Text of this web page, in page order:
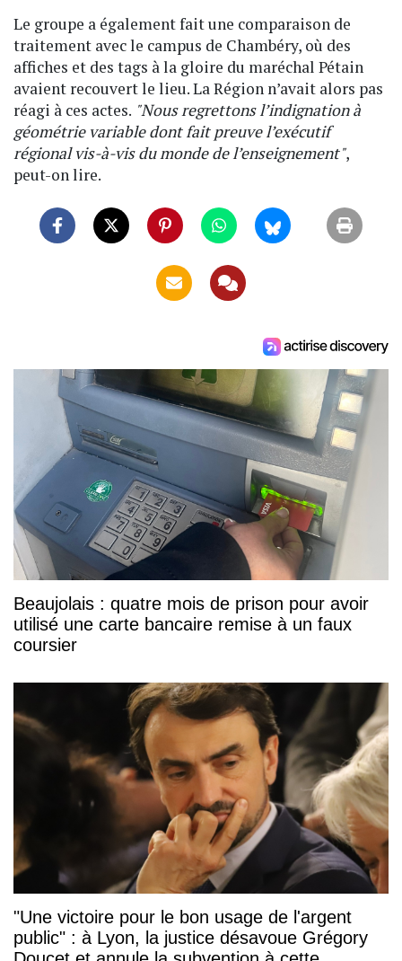
Le groupe a également fait une comparaison de
traitement avec le campus de Chambéry, où des
affiches et des tags à la gloire du maréchal Pétain
avaient recouvert le lieu. La Région n’avait alors pas
réagi à ces actes. "Nous regrettons l’indignation à
géométrie variable dont fait preuve l’exécutif
régional vis-à-vis du monde de l’enseignement",
peut-on lire.
Beaujolais : quatre mois de prison pour avoir
utilisé une carte bancaire remise à un faux
coursier
"Une victoire pour le bon usage de l'argent
public" : à Lyon, la justice désavoue Grégory